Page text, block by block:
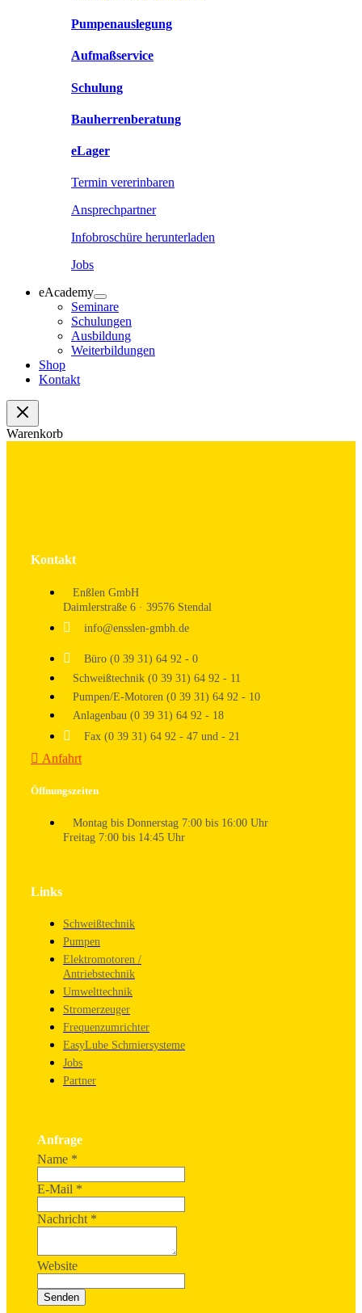
Pumpenauslegung
Aufmaßservice
Schulung
Bauherrenberatung
eLager
Termin vererinbaren
Ansprechpartner
Infobroschüre herunterladen
Jobs
eAcademy
Seminare
Schulungen
Ausbildung
Weiterbildungen
Shop
Kontakt
Warenkorb
Kontakt
Enßlen GmbH
Daimlerstraße 6 · 39576 Stendal
info@ensslen-gmbh.de
Büro (0 39 31) 64 92 - 0
Schweißtechnik (0 39 31) 64 92 - 11
Pumpen/E-Motoren (0 39 31) 64 92 - 10
Anlagenbau (0 39 31) 64 92 - 18
Fax (0 39 31) 64 92 - 47 und - 21
Anfahrt
Öffnungszeiten
Montag bis Donnerstag 7:00 bis 16:00 Uhr
Freitag 7:00 bis 14:45 Uhr
Links
Schweißtechnik
Pumpen
Elektromotoren /
Antriebstechnik
Umwelttechnik
Stromerzeuger
Frequenzumrichter
EasyLube Schmiersysteme
Jobs
Partner
Anfrage
Name *
E-Mail *
Nachricht *
Website
Senden